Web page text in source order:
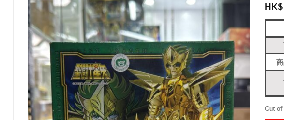
HK$
Out of